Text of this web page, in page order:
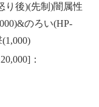
後)(先制)闇属性
のろい(HP-
：